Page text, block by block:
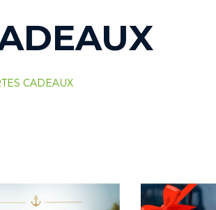
CADEAUX